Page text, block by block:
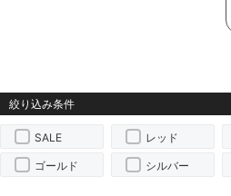
SALE レッド
ゴールド シルバー